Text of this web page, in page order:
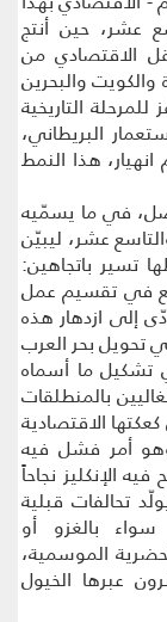
عشر، حين أنتج
الاقتصادي من
والكويت والبحرين
التاريخية
البريطاني،
هذا النمط
في ما يسمّيه
عشر، ليبيّن
تسير باتجاهين:
في تقسيم عمل
إلى ازدهار هذه
تحويل بحر العرب
تشكيل ما أسماه
بالمنطلقات
الاقتصادية
وهو أمر فشل فيه
الإنكليز نجاحاً
تحالفات قبلية
سواء بالغزو أو
الموسمية،
عبرها الخيول